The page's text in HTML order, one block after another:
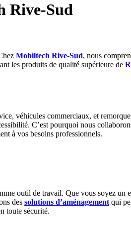
Rive-Sud
Mobiltech Rive-Sud, nous
les produits de qualité supérieure de
véhicules commerciaux, et
C’est pourquoi nous
à vos besoins professionnels.
outil de travail. Que vous soyez un
des solutions d’aménagement qui
toute sécurité.